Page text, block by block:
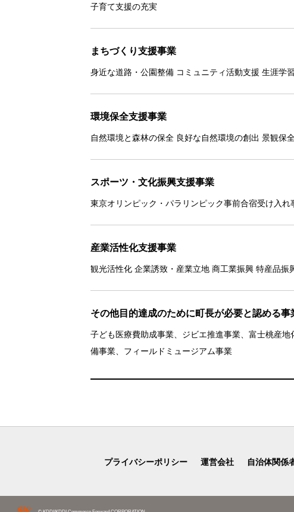
子育て支援の充実
まちづくり支援事業
身近な道路・公園整備 コミュニティ活動支援 生涯学
環境保全支援事業
自然環境と森林の保全 良好な自然環境の創出 景観保
スポーツ・文化振興支援事業
東京オリンピック・パラリンピック事前合宿受け入
産業活性化支援事業
観光活性化 企業誘致・産業立地 商工業振興 特産品振
その他目的達成のために町長が必要と認める事
子ども医療費助成事業、ジビエ推進事業、富士桃産
備事業、フィールドミュージアム事業
プライバシーポリシー 運営会社 自治体関係